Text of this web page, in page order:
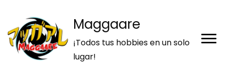
Maggaare
¡Todos tus hobbies en un solo
lugar!